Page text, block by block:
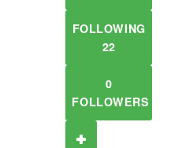
FOLLOWING
22
0
FOLLOWERS